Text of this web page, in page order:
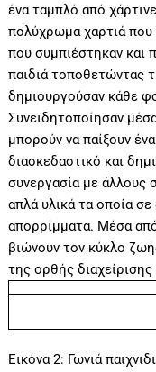
ένα ταμπλό από
πολύχρωμα χαρτιά
που συμπιέστηκαν και
παιδιά τοποθετώντας
δημιουργούσαν κάθε
Συνειδητοποίησαν
μπορούν να παίξουν
διασκεδαστικό και
συνεργασία με άλλους
απλά υλικά τα οποία
απορρίμματα. Μέσα από
βιώνουν τον κύκλο
της ορθής
Εικόνα 2: Γωνιά